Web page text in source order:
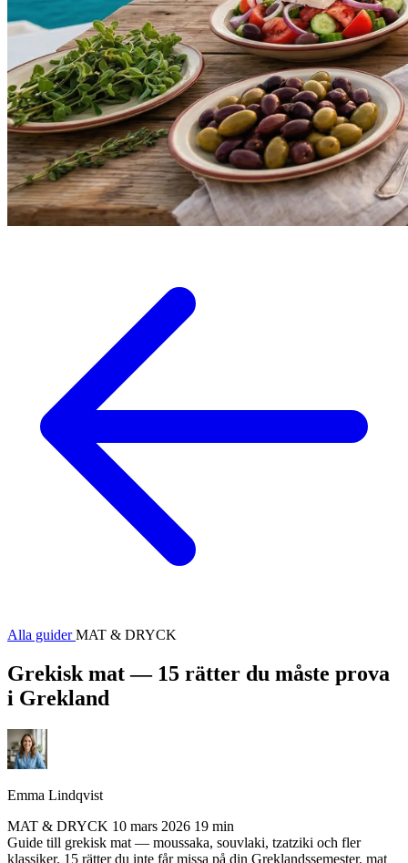
Alla guiderMAT & DRYCK
Grekisk mat — 15 rätter du måste prova
i Grekland
Emma Lindqvist
MAT & DRYCK 10 mars 2026 19 min
Guide till grekisk mat — moussaka, souvlaki, tzatziki och fler
klassiker. 15 rätter du inte får missa på din Greklandssemester. mat